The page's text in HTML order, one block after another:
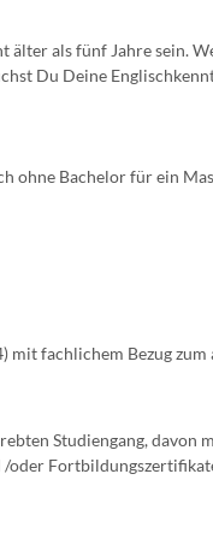
als fünf Jahre sein.
Du Deine
ohne Bachelor für ein
fachlichem Bezug zum
Studiengang, davon